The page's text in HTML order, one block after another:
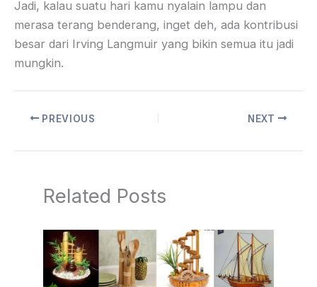
Jadi, kalau suatu hari kamu nyalain lampu dan
merasa terang benderang, inget deh, ada kontribusi
besar dari Irving Langmuir yang bikin semua itu jadi
mungkin.
PREVIOUS NEXT
Related Posts